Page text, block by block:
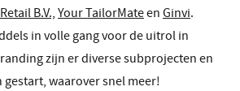
B.V.,Your TailorMateen Ginvi.
in volle gang voor de uitrol in
zijn er diverse subprojecten en
waarover snel meer!